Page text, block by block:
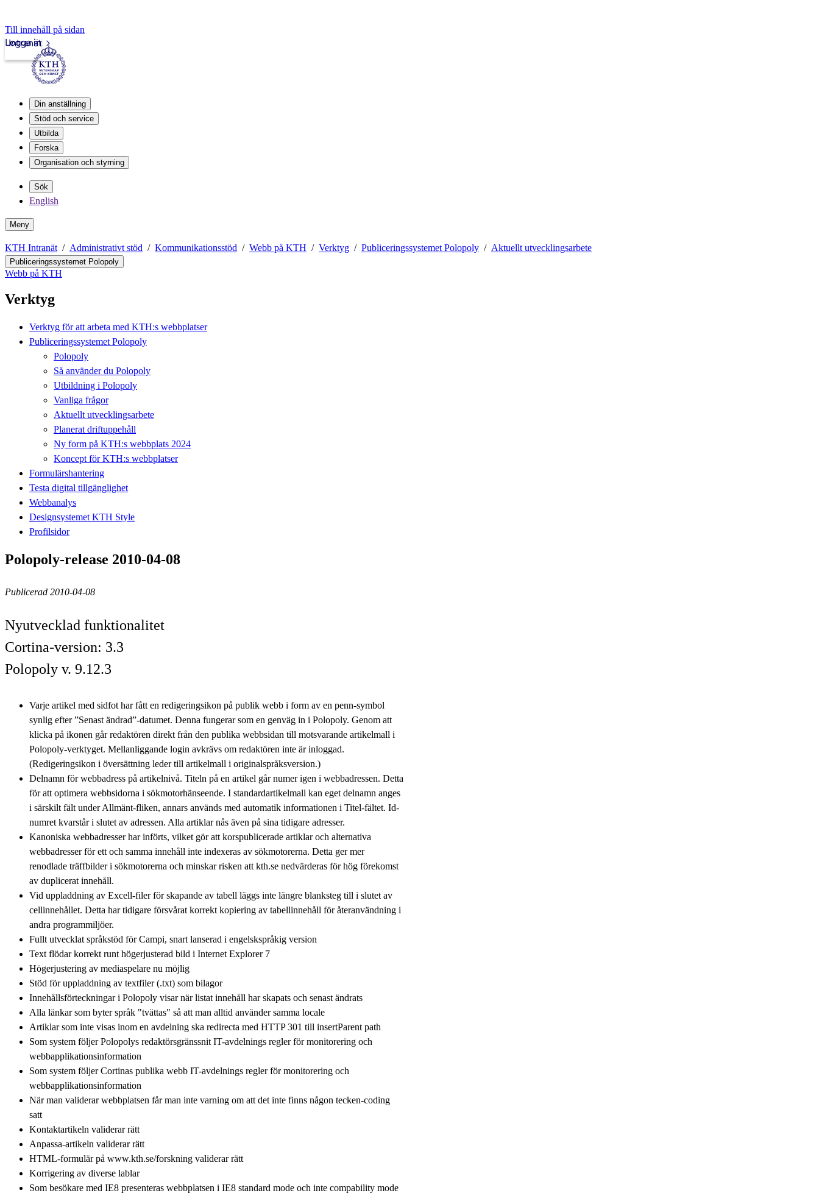
Till innehåll på sidan
Intranät
Logga in
Din anställning
Stöd och service
Utbilda
Forska
Organisation och styrning
Sök
English
Meny
KTH Intranät Administrativt stöd Kommunikationsstöd Webb på KTH Verktyg Publiceringssystemet Polopoly Aktuellt utvecklingsarbete
Publiceringssystemet Polopoly
Webb på KTH
Verktyg
Verktyg för att arbeta med KTH:s webbplatser
Publiceringssystemet Polopoly
Polopoly
Så använder du Polopoly
Utbildning i Polopoly
Vanliga frågor
Aktuellt utvecklingsarbete
Planerat driftuppehåll
Ny form på KTH:s webbplats 2024
Koncept för KTH:s webbplatser
Formulärshantering
Testa digital tillgänglighet
Webbanalys
Designsystemet KTH Style
Profilsidor
Polopoly-release 2010-04-08
Publicerad 2010-04-08
Nyutvecklad funktionalitet
Cortina-version: 3.3
Polopoly v. 9.12.3
Varje artikel med sidfot har fått en redigeringsikon på publik webb i form av en penn-symbol
synlig efter ”Senast ändrad”-datumet. Denna fungerar som en genväg in i Polopoly. Genom att
klicka på ikonen går redaktören direkt från den publika webbsidan till motsvarande artikelmall i
Polopoly-verktyget. Mellanliggande login avkrävs om redaktören inte är inloggad.
(Redigeringsikon i översättning leder till artikelmall i originalspråksversion.)
Delnamn för webbadress på artikelnivå. Titeln på en artikel går numer igen i webbadressen. Detta
för att optimera webbsidorna i sökmotorhänseende. I standardartikelmall kan eget delnamn anges
i särskilt fält under Allmänt-fliken, annars används med automatik informationen i Titel-fältet. Id-
numret kvarstår i slutet av adressen. Alla artiklar nås även på sina tidigare adresser.
Kanoniska webbadresser har införts, vilket gör att korspublicerade artiklar och alternativa
webbadresser för ett och samma innehåll inte indexeras av sökmotorerna. Detta ger mer
renodlade träffbilder i sökmotorerna och minskar risken att kth.se nedvärderas för hög förekomst
av duplicerat innehåll.
Vid uppladdning av Excell-filer för skapande av tabell läggs inte längre blanksteg till i slutet av
cellinnehållet. Detta har tidigare försvårat korrekt kopiering av tabellinnehåll för återanvändning i
andra programmiljöer.
Fullt utvecklat språkstöd för Campi, snart lanserad i engelskspråkig version
Text flödar korrekt runt högerjusterad bild i Internet Explorer 7
Högerjustering av mediaspelare nu möjlig
Stöd för uppladdning av textfiler (.txt) som bilagor
Innehållsförteckningar i Polopoly visar när listat innehåll har skapats och senast ändrats
Alla länkar som byter språk "tvättas" så att man alltid använder samma locale
Artiklar som inte visas inom en avdelning ska redirecta med HTTP 301 till insertParent path
Som system följer Polopolys redaktörsgränssnit IT-avdelnings regler för monitorering och
webbapplikationsinformation
Som system följer Cortinas publika webb IT-avdelnings regler för monitorering och
webbapplikationsinformation
När man validerar webbplatsen får man inte varning om att det inte finns någon tecken-coding
satt
Kontaktartikeln validerar rätt
Anpassa-artikeln validerar rätt
HTML-formulär på www.kth.se/forskning validerar rätt
Korrigering av diverse lablar
Som besökare med IE8 presenteras webbplatsen i IE8 standard mode och inte compability mode